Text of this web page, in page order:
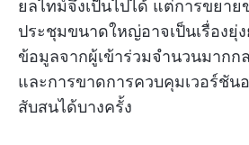
ยลไทม์จึงเป็นไปได้ แต่การขยา
ประชุมขนาดใหญ่อาจเป็นเรื่องยุ่
ข้อมูลจากผู้เข้าร่วมจำนวนมากก
และการขาดการควบคุมเวอร์ชัน
สับสนได้บางครั้ง